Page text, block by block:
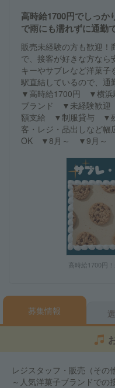
高時給1700円でしっか
で雨にも濡れずに通勤
販売未経験の方も歓迎！
で、接客が好きな方なら
キーやサブレなど洋菓子
駅直結しているので、通
▼高時給1700円 ▼横浜
ブランド ▼未経験歓
額支給 ▼制服貸与 ▼
客・レジ・品出しなど
OK ▼8月～ ▼9月～
高時給1700円
募集情報
レジスタッフ・販売（その
～人気洋菓子ブランドでの